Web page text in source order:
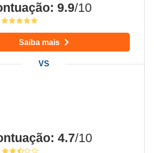
: 9.9/10
Saiba mais
: 4.7/10